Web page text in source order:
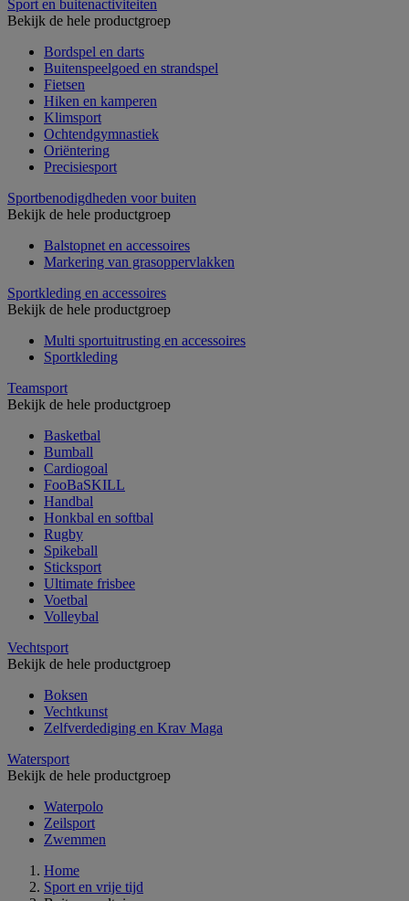
Sport en buitenactiviteiten
Bekijk de hele productgroep
Bordspel en darts
Buitenspeelgoed en strandspel
Fietsen
Hiken en kamperen
Klimsport
Ochtendgymnastiek
Oriëntering
Precisiesport
Sportbenodigdheden voor buiten
Bekijk de hele productgroep
Balstopnet en accessoires
Markering van grasoppervlakken
Sportkleding en accessoires
Bekijk de hele productgroep
Multi sportuitrusting en accessoires
Sportkleding
Teamsport
Bekijk de hele productgroep
Basketbal
Bumball
Cardiogoal
FooBaSKILL
Handbal
Honkbal en softbal
Rugby
Spikeball
Sticksport
Ultimate frisbee
Voetbal
Volleybal
Vechtsport
Bekijk de hele productgroep
Boksen
Vechtkunst
Zelfverdediging en Krav Maga
Watersport
Bekijk de hele productgroep
Waterpolo
Zeilsport
Zwemmen
Home
Sport en vrije tijd